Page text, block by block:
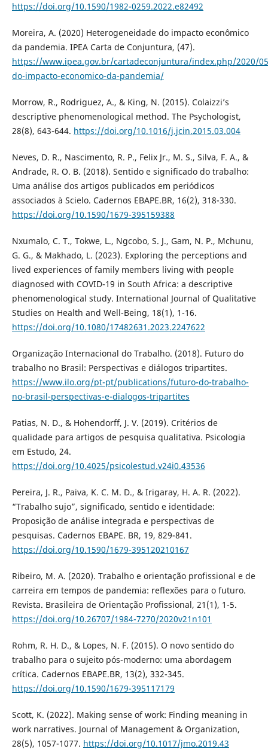
https://doi.org/10.1590/1982-0259.2022.e82492
Moreira, A. (2020) Heterogeneidade do impacto econômico
da pandemia. IPEA Carta de Conjuntura, (47).
https://www.ipea.gov.br/cartadeconjuntura/index.php/2020/
do-impacto-economico-da-pandemia/
Morrow, R., Rodriguez, A., & King, N. (2015). Colaizzi’s
descriptive phenomenological method. The Psychologist,
28(8), 643-644. https://doi.org/10.1016/j.jcin.2015.03.004
Neves, D. R., Nascimento, R. P., Felix Jr., M. S., Silva, F. A., &
Andrade, R. O. B. (2018). Sentido e significado do trabalho:
Uma análise dos artigos publicados em periódicos
associados à Scielo. Cadernos EBAPE.BR, 16(2), 318-330.
https://doi.org/10.1590/1679-395159388
Nxumalo, C. T., Tokwe, L., Ngcobo, S. J., Gam, N. P., Mchunu,
G. G., & Makhado, L. (2023). Exploring the perceptions and
lived experiences of family members living with people
diagnosed with COVID-19 in South Africa: a descriptive
phenomenological study. International Journal of Qualitative
Studies on Health and Well-Being, 18(1), 1-16.
https://doi.org/10.1080/17482631.2023.2247622
Organização Internacional do Trabalho. (2018). Futuro do
trabalho no Brasil: Perspectivas e diálogos tripartites.
https://www.ilo.org/pt-pt/publications/futuro-do-trabalho-
no-brasil-perspectivas-e-dialogos-tripartites
Patias, N. D., & Hohendorff, J. V. (2019). Critérios de
qualidade para artigos de pesquisa qualitativa. Psicologia
em Estudo, 24.
https://doi.org/10.4025/psicolestud.v24i0.43536
Pereira, J. R., Paiva, K. C. M. D., & Irigaray, H. A. R. (2022).
“Trabalho sujo”, significado, sentido e identidade:
Proposição de análise integrada e perspectivas de
pesquisas. Cadernos EBAPE. BR, 19, 829-841.
https://doi.org/10.1590/1679-395120210167
Ribeiro, M. A. (2020). Trabalho e orientação profissional e de
carreira em tempos de pandemia: reflexões para o futuro.
Revista. Brasileira de Orientação Profissional, 21(1), 1-5.
https://doi.org/10.26707/1984-7270/2020v21n101
Rohm, R. H. D., & Lopes, N. F. (2015). O novo sentido do
trabalho para o sujeito pós-moderno: uma abordagem
crítica. Cadernos EBAPE.BR, 13(2), 332-345.
https://doi.org/10.1590/1679-395117179
Scott, K. (2022). Making sense of work: Finding meaning in
work narratives. Journal of Management & Organization,
28(5), 1057-1077. https://doi.org/10.1017/jmo.2019.43